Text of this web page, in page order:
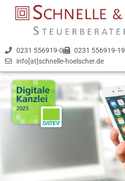
0231 556919-0
0231 556919-19
info[at]schnelle-hoelscher.de